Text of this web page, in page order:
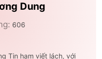
Dung
606
Tin ham viết lách, với